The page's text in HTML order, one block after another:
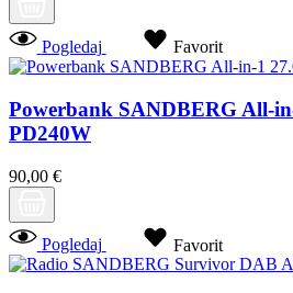
Pogledaj Favorit
Powerbank SANDBERG All-
PD240W
90,00 €
Pogledaj Favorit